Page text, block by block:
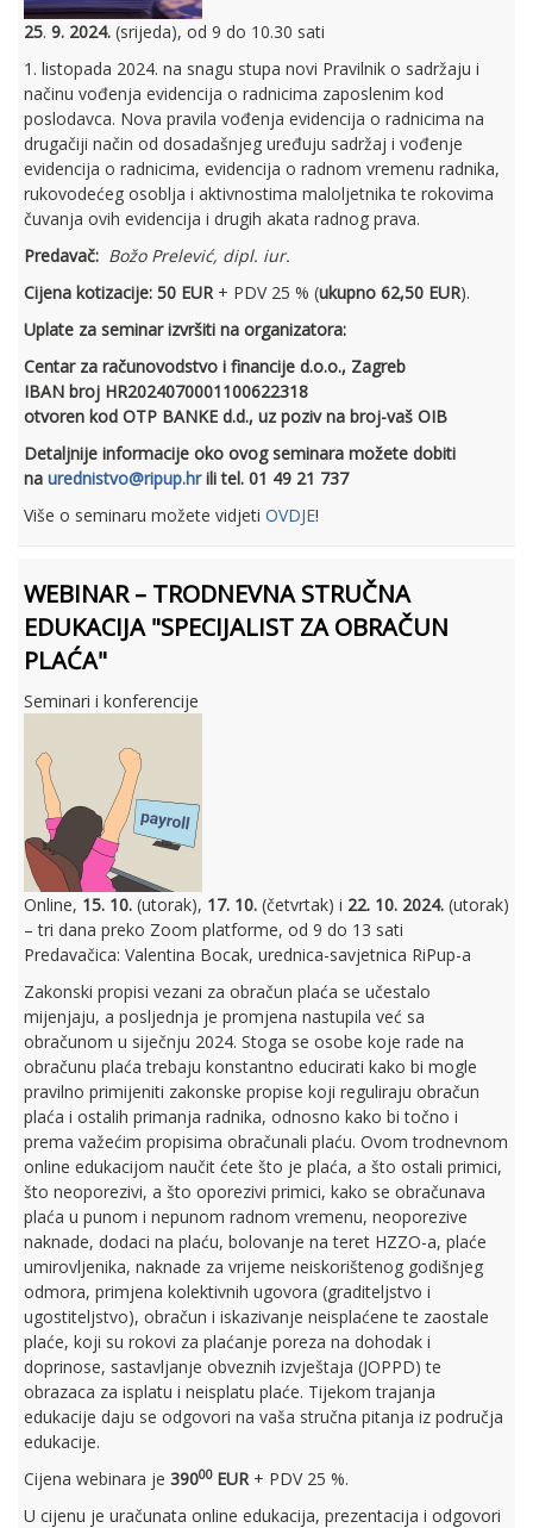
25. 9. 2024. (srijeda), od 9 do 10.30 sati
1. listopada 2024. na snagu stupa novi Pravilnik o sadržaju i
načinu vođenja evidencija o radnicima zaposlenim kod
poslodavca. Nova pravila vođenja evidencija o radnicima na
drugačiji način od dosadašnjeg uređuju sadržaj i vođenje
evidencija o radnicima, evidencija o radnom vremenu radnika,
rukovodećeg osoblja i aktivnostima maloljetnika te rokovima
čuvanja ovih evidencija i drugih akata radnog prava.
Predavač: Božo Prelević, dipl. iur.
Cijena kotizacije: 50 EUR + PDV 25 % (ukupno 62,50 EUR).
Uplate za seminar izvršiti na organizatora:
Centar za računovodstvo i financije d.o.o., Zagreb
IBAN broj HR2024070001100622318
otvoren kod OTP BANKE d.d., uz poziv na broj-vaš OIB
Detaljnije informacije oko ovog seminara možete dobiti
na urednistvo@ripup.hrili tel. 01 49 21 737
Više o seminaru možete vidjeti OVDJE!
WEBINAR – TRODNEVNA STRUČNA
EDUKACIJA "SPECIJALIST ZA OBRAČUN
PLAĆA"
Seminari i konferencije
Online, 15. 10. (utorak), 17. 10. (četvrtak) i 22. 10. 2024. (utorak)
– tri dana preko Zoom platforme, od 9 do 13 sati
Predavačica: Valentina Bocak, urednica-savjetnica RiPup-a
Zakonski propisi vezani za obračun plaća se učestalo
mijenjaju, a posljednja je promjena nastupila već sa
obračunom u siječnju 2024. Stoga se osobe koje rade na
obračunu plaća trebaju konstantno educirati kako bi mogle
pravilno primijeniti zakonske propise koji reguliraju obračun
plaća i ostalih primanja radnika, odnosno kako bi točno i
prema važećim propisima obračunali plaću. Ovom trodnevnom
online edukacijom naučit ćete što je plaća, a što ostali primici,
što neoporezivi, a što oporezivi primici, kako se obračunava
plaća u punom i nepunom radnom vremenu, neoporezive
naknade, dodaci na plaću, bolovanje na teret HZZO-a, plaće
umirovljenika, naknade za vrijeme neiskorištenog godišnjeg
odmora, primjena kolektivnih ugovora (graditeljstvo i
ugostiteljstvo), obračun i iskazivanje neisplaćene te zaostale
plaće, koji su rokovi za plaćanje poreza na dohodak i
doprinose, sastavljanje obveznih izvještaja (JOPPD) te
obrazaca za isplatu i neisplatu plaće. Tijekom trajanja
edukacije daju se odgovori na vaša stručna pitanja iz područja
edukacije.
Cijena webinara je 39000 EUR + PDV 25 %.
U cijenu je uračunata online edukacija, prezentacija i odgovori